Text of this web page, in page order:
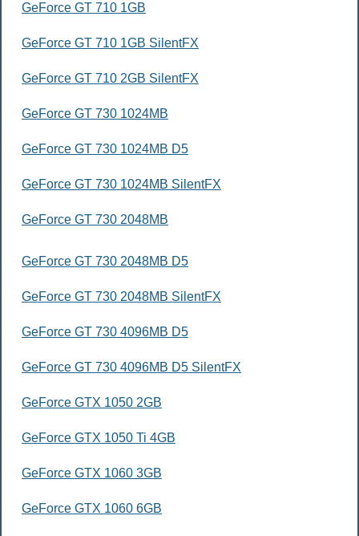
GeForce GT 710 1GB
GeForce GT 710 1GB SilentFX
GeForce GT 710 2GB SilentFX
GeForce GT 730 1024MB
GeForce GT 730 1024MB D5
GeForce GT 730 1024MB SilentFX
GeForce GT 730 2048MB
GeForce GT 730 2048MB D5
GeForce GT 730 2048MB SilentFX
GeForce GT 730 4096MB D5
GeForce GT 730 4096MB D5 SilentFX
GeForce GTX 1050 2GB
GeForce GTX 1050 Ti 4GB
GeForce GTX 1060 3GB
GeForce GTX 1060 6GB